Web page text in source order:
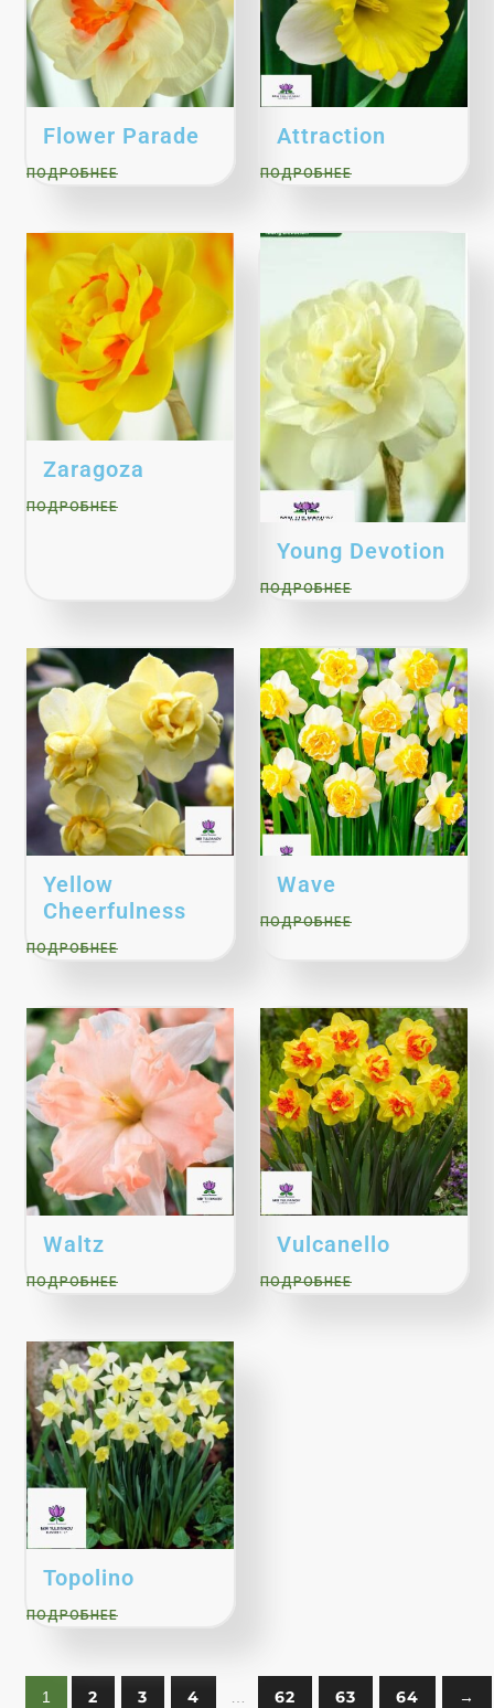
Flower Parade
ПОДРОБНЕЕ
Attraction
ПОДРОБНЕЕ
Zaragoza
ПОДРОБНЕЕ
Young Devotion
ПОДРОБНЕЕ
Yellow
Cheerfulness
ПОДРОБНЕЕ
Wave
ПОДРОБНЕЕ
Waltz
ПОДРОБНЕЕ
Vulcanello
ПОДРОБНЕЕ
Topolino
ПОДРОБНЕЕ
1 2 3 4 62 63 64 →